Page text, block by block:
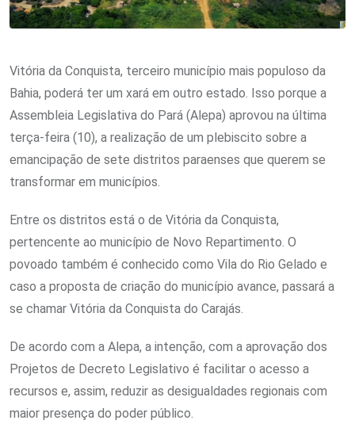
Vitória da Conquista, terceiro município mais populoso da
Bahia, poderá ter um xará em outro estado. Isso porque a
Assembleia Legislativa do Pará (Alepa) aprovou na última
terça-feira (10), a realização de um plebiscito sobre a
emancipação de sete distritos paraenses que querem se
transformar em municípios.
Entre os distritos está o de Vitória da Conquista,
pertencente ao município de Novo Repartimento. O
povoado também é conhecido como Vila do Rio Gelado e
caso a proposta de criação do município avance, passará a
se chamar Vitória da Conquista do Carajás.
De acordo com a Alepa, a intenção, com a aprovação dos
Projetos de Decreto Legislativo é facilitar o acesso a
recursos e, assim, reduzir as desigualdades regionais com
maior presença do poder público.